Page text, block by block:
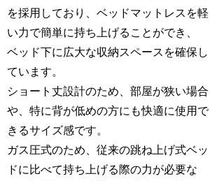
を採用しており、ベッドマットレスを軽
い力で簡単に持ち上げることができ、
ベッド下に広大な収納スペースを確保し
ています。
ショート丈設計のため、部屋が狭い場合
や、特に背が低めの方にも快適に使用で
きるサイズ感です。
ガス圧式のため、従来の跳ね上げ式ベッ
ドに比べて持ち上げる際の力が必要な